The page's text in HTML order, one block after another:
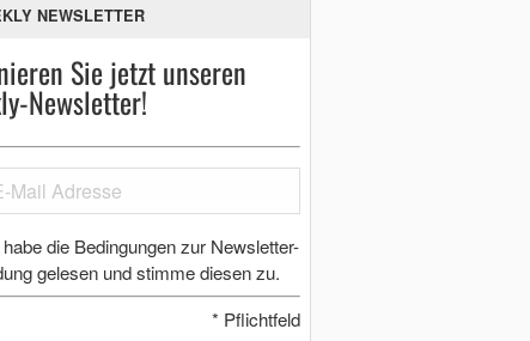
NEWSLETTER
Sie jetzt unseren
Newsletter!
die Bedingungen zur Newsletter-
gelesen und stimme diesen zu.
* Pflichtfeld